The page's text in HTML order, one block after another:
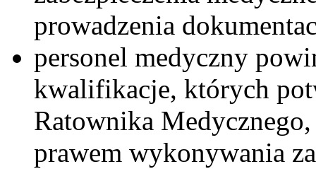
prowadzenia
personel medyczny
kwalifikacje, których
Ratownika
prawem wykonywania